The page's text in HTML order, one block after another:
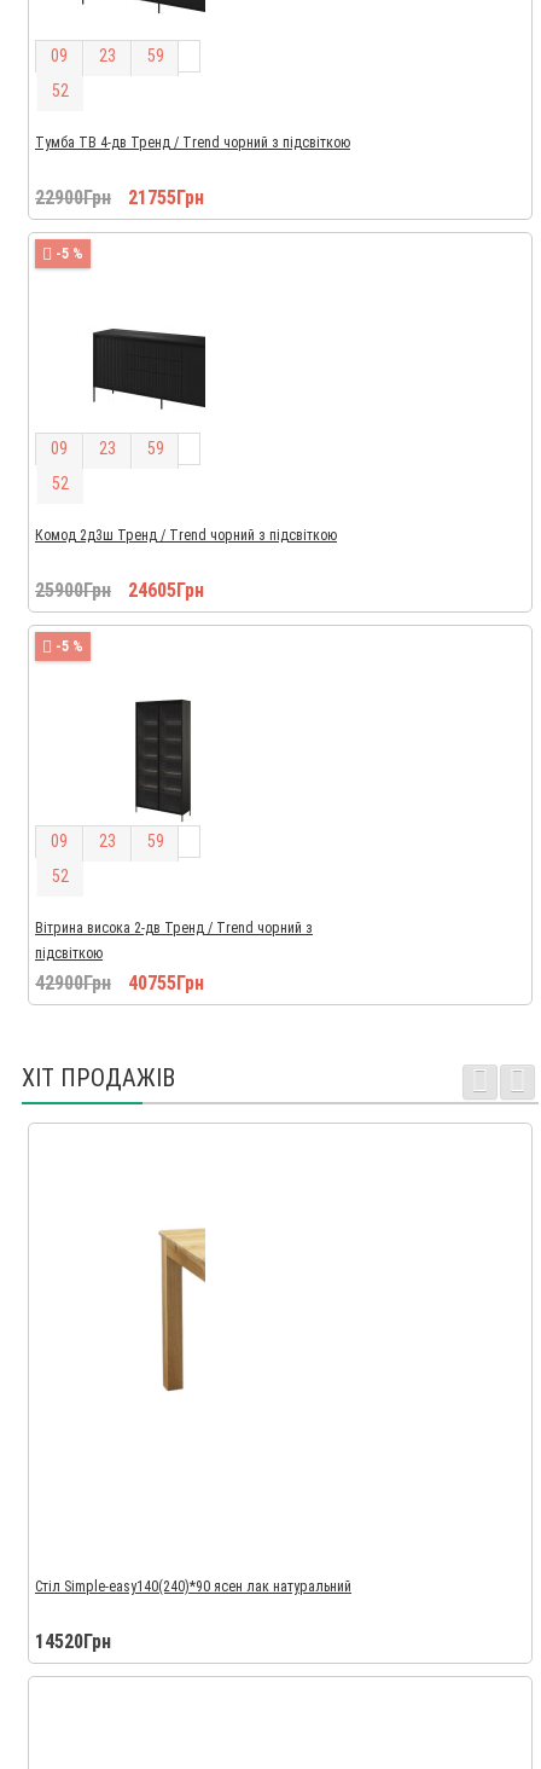
09 23 59
52
Тумба ТВ 4-дв Тренд / Trend чорний з підсвіткою
22900Грн 21755Грн
-5 %
09 23 59
52
Комод 2д3ш Тренд / Trend чорний з підсвіткою
25900Грн 24605Грн
-5 %
09 23 59
52
Вітрина висока 2-дв Тренд / Trend чорний з
підсвіткою
42900Грн 40755Грн
ХІТ ПРОДАЖІВ
Стіл Simple-easy140(240)*90 ясен лак натуральний
14520Грн